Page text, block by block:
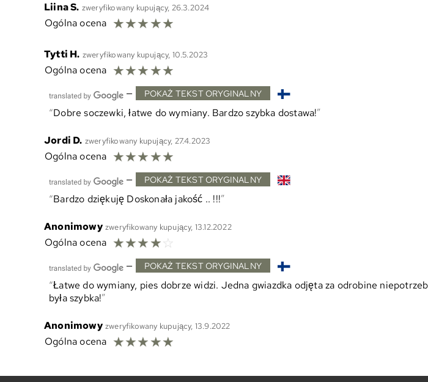
Liina S. zweryfikowany kupujący, 26.3.2024
Ogólna ocena ☆☆☆☆☆
Tytti H. zweryfikowany kupujący, 10.5.2023
Ogólna ocena ☆☆☆☆☆
— POKAŻ TEKST ORYGINALNY
Dobre soczewki, łatwe do wymiany. Bardzo szybka dostawa!
Jordi D. zweryfikowany kupujący, 27.4.2023
Ogólna ocena ☆☆☆☆☆
— POKAŻ TEKST ORYGINALNY
Bardzo dziękuję Doskonała jakość .. !!!
Anonimowy zweryfikowany kupujący, 13.12.2022
Ogólna ocena ☆☆☆☆☆
— POKAŻ TEKST ORYGINALNY
Łatwe do wymiany, pies dobrze widzi. Jedna gwiazdka odjęta za odrobine
była szybka!
Anonimowy zweryfikowany kupujący, 13.9.2022
Ogólna ocena ☆☆☆☆☆